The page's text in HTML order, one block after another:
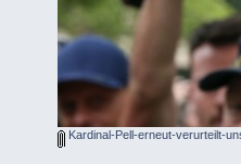
Kardinal-Pell-erneut-verurteilt-